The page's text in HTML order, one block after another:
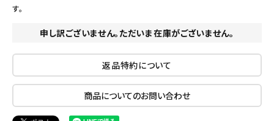
す。
申し訳ございません。ただいま在庫がございません。
返品特約について
商品についてのお問い合わせ